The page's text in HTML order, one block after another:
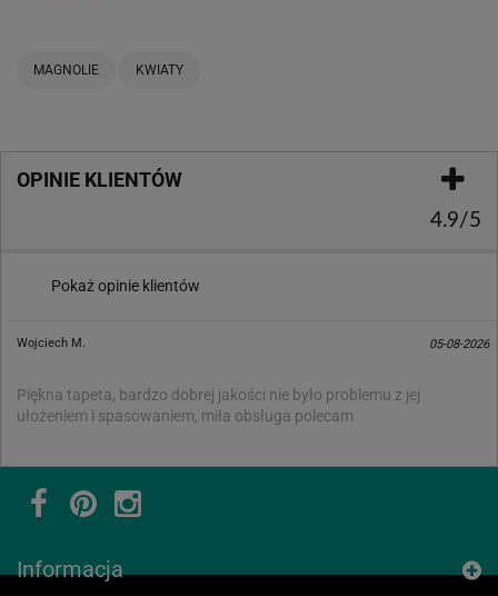
MAGNOLIE KWIATY
OPINIE KLIENTÓW
4.9/5
Pokaż opinie klientów
Wojciech M. 05-08-2026
Piękna tapeta, bardzo dobrej jakości nie było problemu z jej
ułożeniem i spasowaniem, miła obsługa polecam
Informacja